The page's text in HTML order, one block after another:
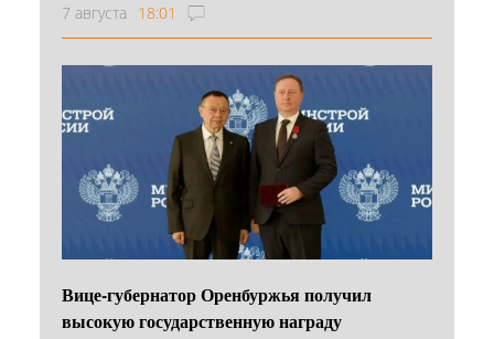
7 августа 18:01
Вице-губернатор Оренбуржья получил
высокую государственную награду